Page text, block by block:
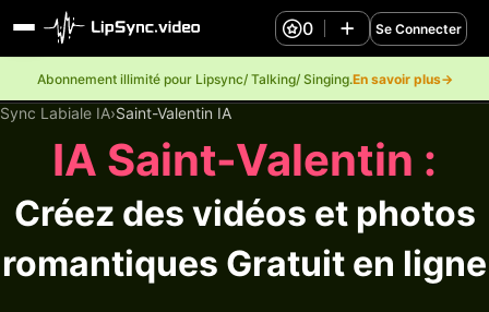
Abonnement illimité pour Lipsync/ Talking/ Singing.En savoir plus→
0 Se Connecter
Sync Labiale IA›Saint-Valentin IA
IA Saint-Valentin :
Créez des vidéos et photos
romantiques Gratuit en ligne